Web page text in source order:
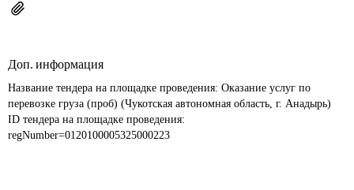
Доп. информация
Название тендера на площадке проведения: Оказание услуг по
перевозке груза (проб) (Чукотская автономная область, г. Анадырь)
ID тендера на площадке проведения:
regNumber=0120100005325000223